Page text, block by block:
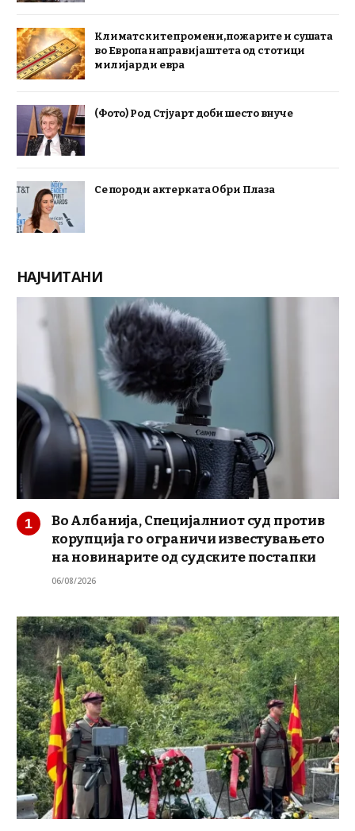
Климатските промени, пожарите и сушата
во Европа направија штета од стотици
милијарди евра
(Фото) Род Стјуарт доби шесто внуче
Се породи актерката Обри Плаза
НАЈЧИТАНИ
Во Албанија, Специјалниот суд против
корупција го ограничи известувањето
на новинарите од судските постапки
06/08/2026